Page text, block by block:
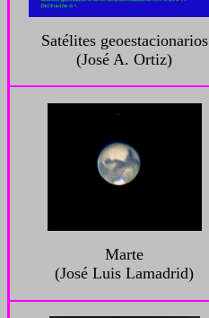
Satélites geoestacionarios
(José A. Ortiz)
Marte
(José Luis Lamadrid)